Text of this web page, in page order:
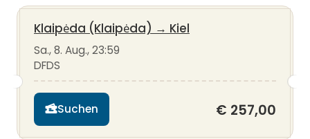
Klaipėda (Klaipėda) → Kiel
Sa., 8. Aug., 23:59
DFDS
Suchen € 257,00